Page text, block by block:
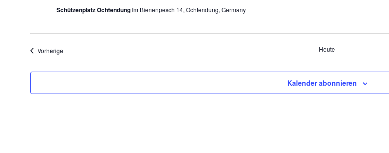
Schützenplatz Ochtendung Im Bienenpesch 14, Ochtendung, Germany
VorherigeVeranstaltungen Heute
Kalender abonnieren